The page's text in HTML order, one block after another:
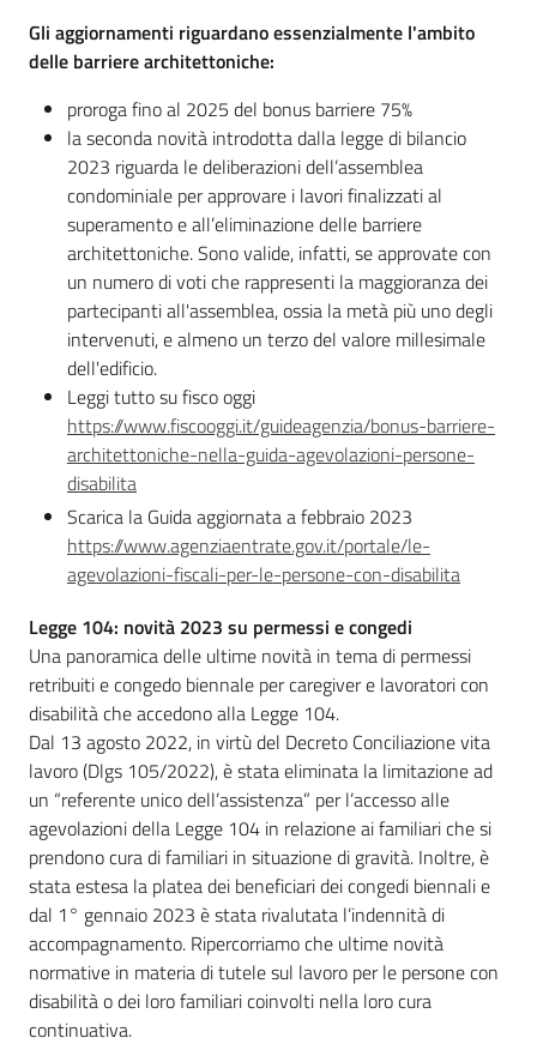
Regione
Emilia-
Romagna
Regione
Novità
Servizi
Leggi Atti Bandi
Argomenti
Gli aggiornamenti riguardano essenzialmente l'ambito
delle barriere architettoniche:
proroga fino al 2025 del bonus barriere 75%
la seconda novità introdotta dalla legge di bilancio
2023 riguarda le deliberazioni dell’assemblea
condominiale per approvare i lavori finalizzati al
superamento e all’eliminazione delle barriere
architettoniche. Sono valide, infatti, se approvate con
un numero di voti che rappresenti la maggioranza dei
partecipanti all'assemblea, ossia la metà più uno degli
intervenuti, e almeno un terzo del valore millesimale
dell'edificio.
Leggi tutto su fisco oggi
https://www.fiscooggi.it/guideagenzia/bonus-barriere-
architettoniche-nella-guida-agevolazioni-persone-
disabilita
Scarica la Guida aggiornata a febbraio 2023
https://www.agenziaentrate.gov.it/portale/le-
agevolazioni-fiscali-per-le-persone-con-disabilita
Legge 104: novità 2023 su permessi e congedi
Una panoramica delle ultime novità in tema di permessi
retribuiti e congedo biennale per caregiver e lavoratori con
disabilità che accedono alla Legge 104.
Dal 13 agosto 2022, in virtù del Decreto Conciliazione vita
lavoro (Dlgs 105/2022), è stata eliminata la limitazione ad
un “referente unico dell’assistenza” per l’accesso alle
agevolazioni della Legge 104 in relazione ai familiari che si
prendono cura di familiari in situazione di gravità. Inoltre, è
stata estesa la platea dei beneficiari dei congedi biennali e
dal 1° gennaio 2023 è stata rivalutata l’indennità di
accompagnamento. Ripercorriamo che ultime novità
normative in materia di tutele sul lavoro per le persone con
disabilità o dei loro familiari coinvolti nella loro cura
continuativa.